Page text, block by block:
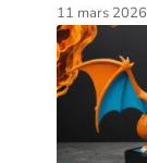
11 mars 2026